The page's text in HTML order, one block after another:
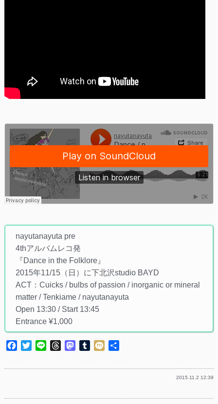
nayutanayuta pre
4thアルバムレコ発
『Dance in the Folklore』
2015年11/15（日）に下北沢studio BAYD
ACT：Cuicks / bulbs of passion / inorganic or mineral
matter / Tenkiame / nayutanayuta
Open 13:30 / Start 13:45
Entrance ¥1,000
Facebook
TwitterLine ThreadsMastodon
Tumblr
Mixi
2015.11.2 12:39